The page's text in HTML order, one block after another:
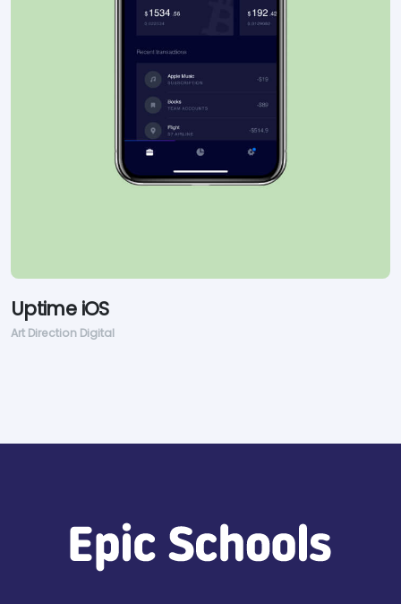
Uptime iOS
Art Direction Digital